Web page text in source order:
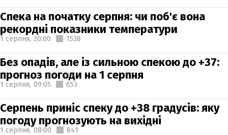
Спека на початку серпня: чи поб'є вона
рекордні показники температури
1 серпня, 20:00 1538
Без опадів, але із сильною спекою до +37:
прогноз погоди на 1 серпня
1 серпня, 09:05 653
Серпень приніс спеку до +38 градусів: яку
погоду прогнозують на вихідні
1 серпня, 08:00 841